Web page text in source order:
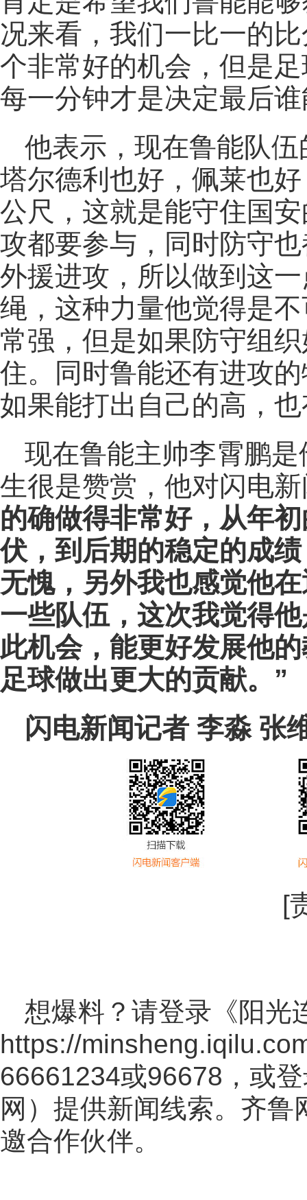
况来看，我们一比一的
个非常好的机会，但是
每一分钟才是决定最后
他表示，现在鲁能队
塔尔德利也好，佩莱也
公尺，这就是能守住国
攻都要参与，同时防守
外援进攻，所以做到这
绳，这种力量他觉得是
常强，但是如果防守组
住。同时鲁能还有进攻
如果能打出自己的高，
现在鲁能主帅李霄鹏
生很是赞赏，他对闪电
的确做得非常好，从年
伏，到后期的稳定的成
无愧，另外我也感觉他
一些队伍，这次我觉得
此机会，能更好发展他
足球做出更大的贡献。”
闪电新闻记者 李淼 张
[
想爆料？请登录《阳光
https://
66661234或96678，或
网 ）提供新闻线索。齐鲁
邀合作伙伴。